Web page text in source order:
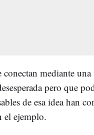
conectan mediante
pero que
de esa idea han
el ejemplo.